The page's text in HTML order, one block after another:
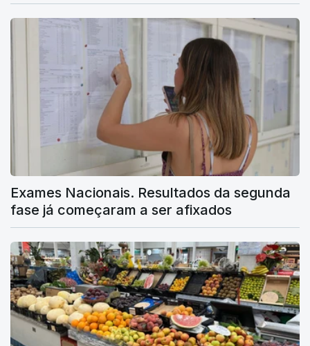
Exames Nacionais. Resultados da segunda
fase já começaram a ser afixados